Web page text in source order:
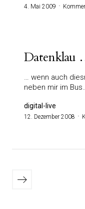
4. Mai 2009
Datenklau
… wenn auch
neben mir im
digital-live
12. Dezember 2008
derBeiträge